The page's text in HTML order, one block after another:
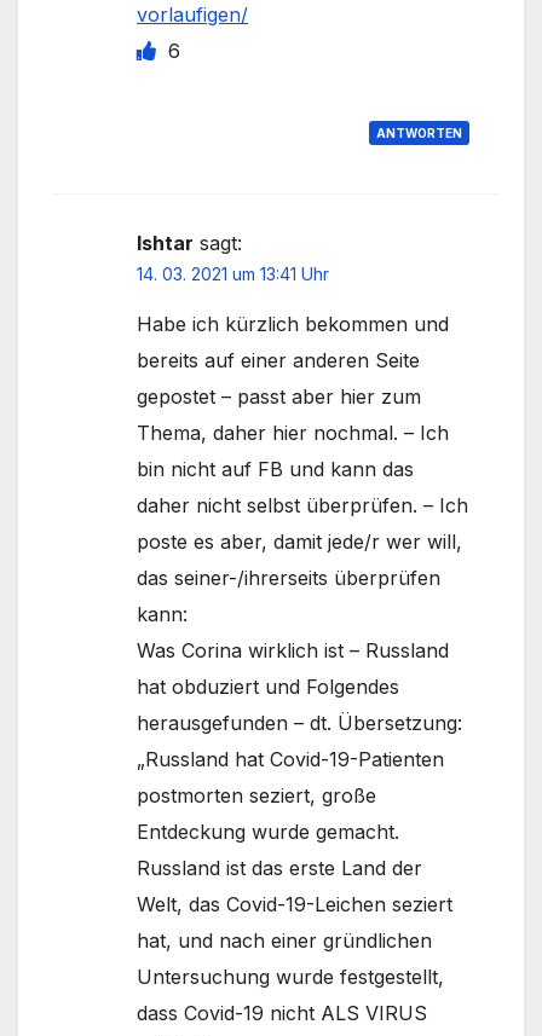
vorlaufigen/
6
ANTWORTEN
Ishtar sagt:
14. 03. 2021 um 13:41 Uhr
Habe ich kürzlich bekommen und
bereits auf einer anderen Seite
gepostet – passt aber hier zum
Thema, daher hier nochmal. – Ich
bin nicht auf FB und kann das
daher nicht selbst überprüfen. – Ich
poste es aber, damit jede/r wer will,
das seiner-/ihrerseits überprüfen
kann:
Was Corina wirklich ist – Russland
hat obduziert und Folgendes
herausgefunden – dt. Übersetzung:
„Russland hat Covid-19-Patienten
postmorten seziert, große
Entdeckung wurde gemacht.
Russland ist das erste Land der
Welt, das Covid-19-Leichen seziert
hat, und nach einer gründlichen
Untersuchung wurde festgestellt,
dass Covid-19 nicht ALS VIRUS